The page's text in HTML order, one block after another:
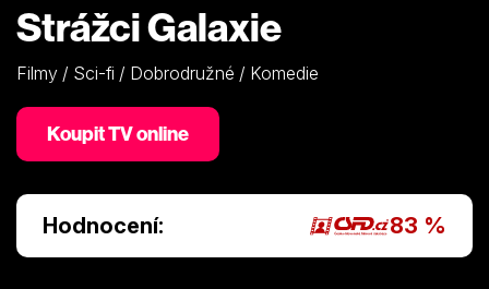
Strážci Galaxie
Filmy / Sci-fi / Dobrodružné / Komedie
Koupit TV online
Hodnocení: 83 %